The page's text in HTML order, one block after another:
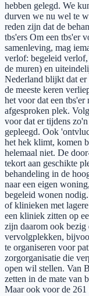
hebben gelegd. We
durven we nu wel te
reden zijn dat de
tbs'ers Om een tbs'er
samenleving, mag
verlof: begeleid
de muren) en
Nederland blijkt dat
de meeste keren
het voor dat een
afgesproken plek.
voor dat er tijdens
gepleegd. Ook
het hek klimt, komen
helemaal niet. De
tekort aan geschikte
behandeling in de
naar een eigen
begeleid wonen
of klinieken met
een kliniek zitten op
zijn daarom ook
vervolgplekken,
te organiseren voor
zorgorganisatie die
open wil stellen. Van
zetten in de mate van
Maar ook voor de 261